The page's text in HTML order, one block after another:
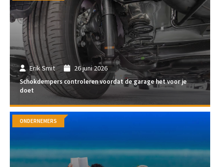
Erik Smit 26 juni 2026
Schokdempers controleren voordat de garage het voor je
doet
ONDERNEMERS